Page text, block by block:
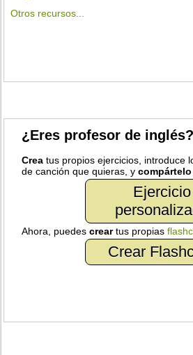
Otros recursos...
¿Eres profesor de inglés?
Crea tus propios ejercicios, introduce
de canción que quieras, ycompártelo
Ejercicio
Ahora, puedescreartus propias
Crear